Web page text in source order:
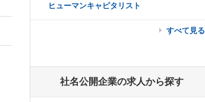
ヒューマンキャピタリスト
すべて見る
社名公開企業の求人から探す